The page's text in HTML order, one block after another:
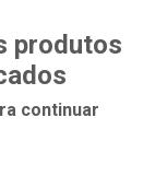
produtos
continuar